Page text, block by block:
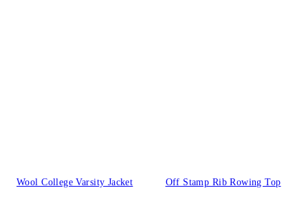
Wool College Varsity Jacket Off Stamp Rib Rowing Top